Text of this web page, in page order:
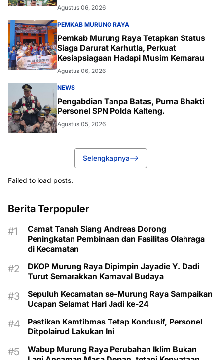
Agustus 06, 2026
PEMKAB MURUNG RAYA
Pemkab Murung Raya Tetapkan Status
Siaga Darurat Karhutla, Perkuat
Kesiapsiagaan Hadapi Musim Kemarau
Agustus 06, 2026
NEWS
Pengabdian Tanpa Batas, Purna Bhakti
Personel SPN Polda Kalteng.
Agustus 05, 2026
Selengkapnya
Failed to load posts.
Berita Terpopuler
Camat Tanah Siang Andreas Dorong
Peningkatan Pembinaan dan Fasilitas Olahraga
di Kecamatan
DKOP Murung Raya Dipimpin Jayadie Y. Dadi
Turut Semarakkan Karnaval Budaya
Sepuluh Kecamatan se-Murung Raya Sampaikan
Ucapan Selamat Hari Jadi ke-24
Pastikan Kamtibmas Tetap Kondusif, Personel
Ditpolairud Lakukan Ini
Wabup Murung Raya Perubahan Iklim Bukan